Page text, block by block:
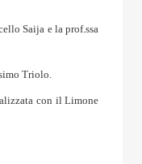
Saija e la prof.ssa
Triolo.
con il Limone